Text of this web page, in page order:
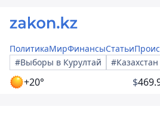
ПолитикаМирФинансыСтатьи
#Выборы в Курултай
+20° $